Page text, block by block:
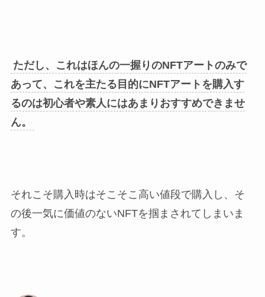
ただし、これはほんの一握りのNFTアートのみで
あって、これを主たる目的にNFTアートを購入す
るのは初心者や素人にはあまりおすすめできませ
ん。
それこそ購入時はそこそこ高い値段で購入し、そ
の後一気に価値のないNFTを掴まされてしまいま
す。